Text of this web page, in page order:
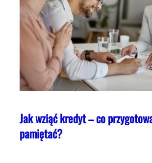
Jak wziąć kredyt – co
pamiętać?